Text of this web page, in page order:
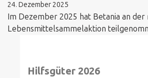
24. Dezember 2025
Im Dezember 2025 hat Betania an der
Lebensmittelsammelaktion
Hilfsgüter 2026